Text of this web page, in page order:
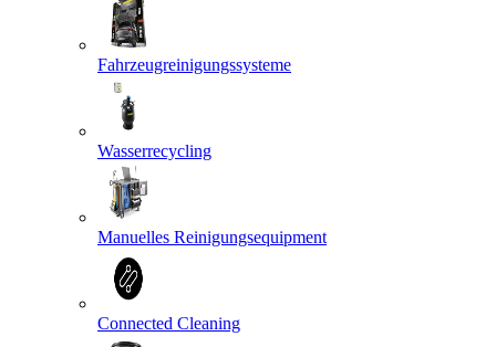
Fahrzeugreinigungssysteme
Wasserrecycling
Manuelles Reinigungsequipment
Connected Cleaning